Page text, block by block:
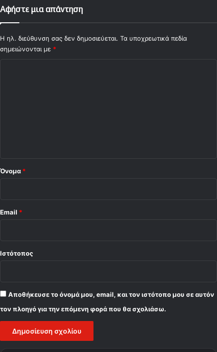
Αφήστε μια απάντηση
Η ηλ. διεύθυνση σας δεν δημοσιεύεται. Τα υποχρεωτικά πεδία
σημειώνονται με *
Όνομα *
Email *
Ιστότοπος
Αποθήκευσε το όνομά μου, email, και τον ιστότοπο μου σε αυτόν
τον πλοηγό για την επόμενη φορά που θα σχολιάσω.